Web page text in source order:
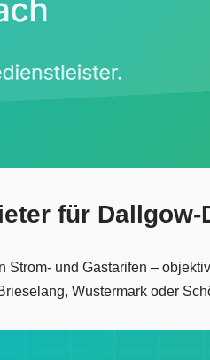
für
und Gastarifen –
Wustermark oder